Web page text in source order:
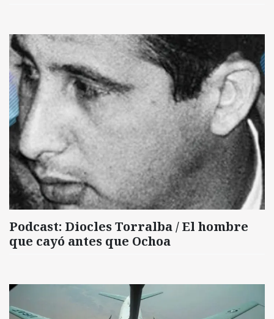
Podcast: Diocles Torralba / El hombre
que cayó antes que Ochoa